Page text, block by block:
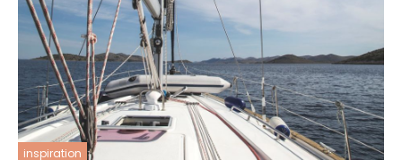
inspiration